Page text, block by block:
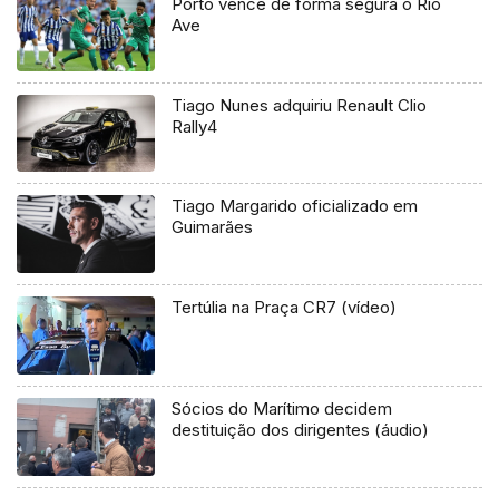
Ave
Tiago Nunes adquiriu Renault Clio
Rally4
Tiago Margarido oficializado em
Guimarães
Tertúlia na Praça CR7 (vídeo)
Sócios do Marítimo decidem
destituição dos dirigentes (áudio)